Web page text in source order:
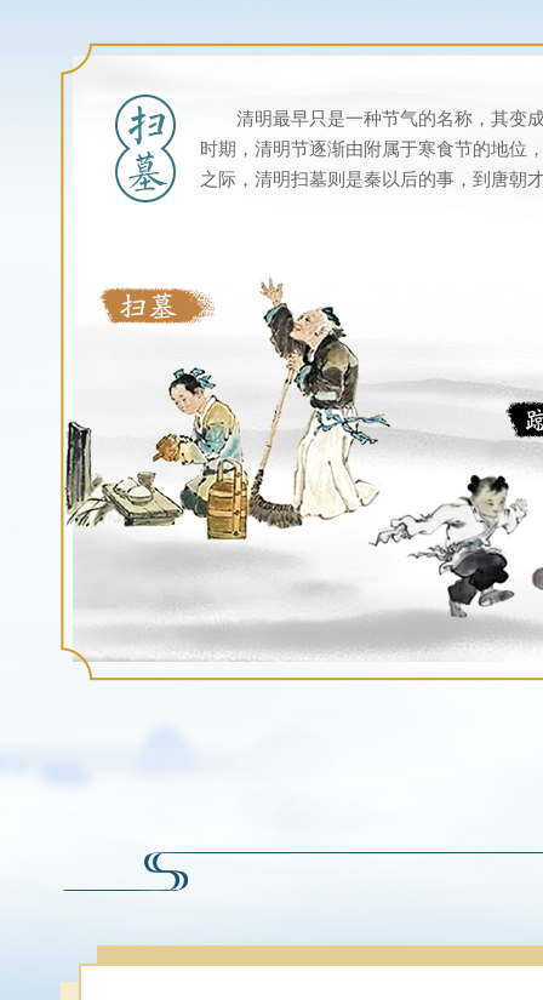
清明最早只是一种节气的名称，其变
时期，清明节逐渐由附属于寒食节的地位
之际，清明扫墓则是秦以后的事，到唐朝